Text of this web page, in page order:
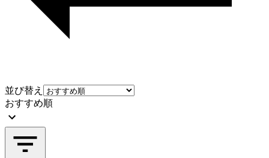
並び替え
おすすめ順